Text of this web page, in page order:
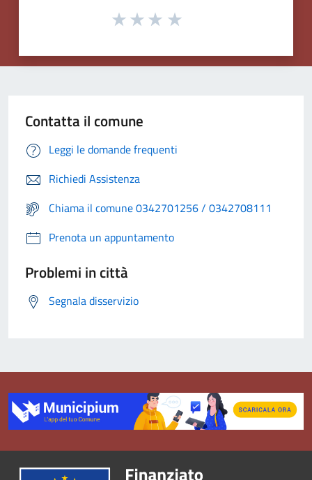
Contatta il comune
Leggi le domande frequenti
Richiedi Assistenza
Chiama il comune 0342701256 / 0342708111
Prenota un appuntamento
Problemi in città
Segnala disservizio